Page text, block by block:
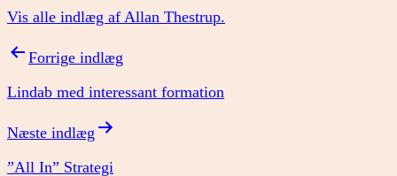
Vis alle indlæg af Allan Thestrup.
Indlægsnavigation
Forrige indlæg
Lindab med interessant formation
Næste indlæg
”All In” Strategi